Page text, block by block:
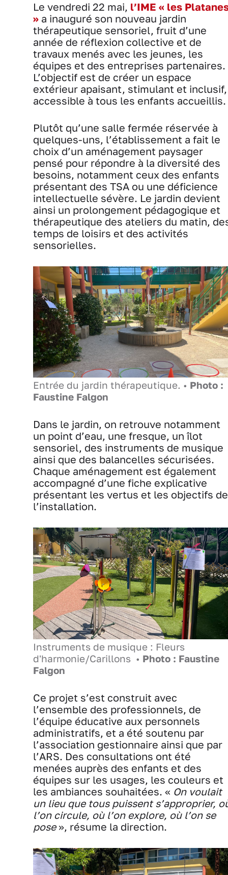
Le vendredi 22 mai, l’IME « les
» a inauguré son nouveau jardin
thérapeutique sensoriel, fruit d’une
année de réflexion collective et de
travaux menés avec les jeunes, les
équipes et des entreprises partenaires.
L’objectif est de créer un espace
extérieur apaisant, stimulant et inclusif,
accessible à tous les enfants accueillis.
Plutôt qu’une salle fermée réservée à
quelques-uns, l’établissement a fait le
choix d’un aménagement paysager
pensé pour répondre à la diversité des
besoins, notamment ceux des enfants
présentant des TSA ou une déficience
intellectuelle sévère. Le jardin devient
ainsi un prolongement pédagogique et
thérapeutique des ateliers du matin,
temps de loisirs et des activités
sensorielles.
Entrée du jardin thérapeutique. • Photo :
Faustine Falgon
Dans le jardin, on retrouve notamment
un point d’eau, une fresque, un îlot
sensoriel, des instruments de musique
ainsi que des balancelles sécurisées.
Chaque aménagement est également
accompagné d’une fiche explicative
présentant les vertus et les objectifs de
l’installation.
Instruments de musique : Fleurs
d'harmonie/Carillons • Photo : Faustine
Falgon
Ce projet s’est construit avec
l’ensemble des professionnels, de
l’équipe éducative aux personnels
administratifs, et a été soutenu par
l’association gestionnaire ainsi que par
l’ARS. Des consultations ont été
menées auprès des enfants et des
équipes sur les usages, les couleurs et
les ambiances souhaitées. « On voulait
un lieu que tous puissent s’approprier,
l’on circule, où l’on explore, où l’on se
pose », résume la direction.